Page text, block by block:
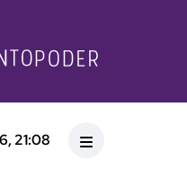
21:08